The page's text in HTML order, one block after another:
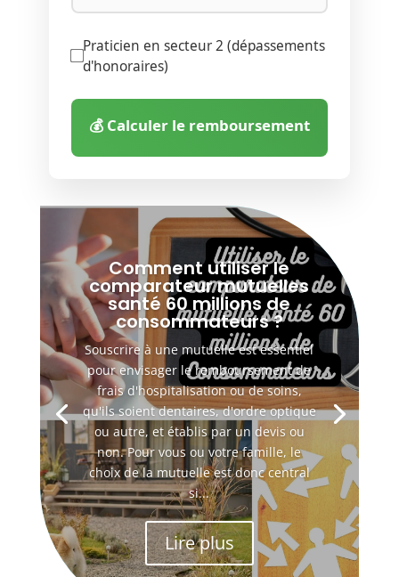
Praticien en secteur 2 (dépassements
d'honoraires)
💰 Calculer le remboursement
Comment utiliser le
comparateur mutuelles
santé 60 millions de
consommateurs ?
Souscrire à une mutuelle est essentiel
pour envisager le remboursement de
frais d'hospitalisation ou de soins,
qu'ils soient dentaires, d'ordre optique
ou autre, et établis par un devis ou
non. Pour vous ou votre famille, le
choix de la mutuelle est donc central
si...
Lire plus